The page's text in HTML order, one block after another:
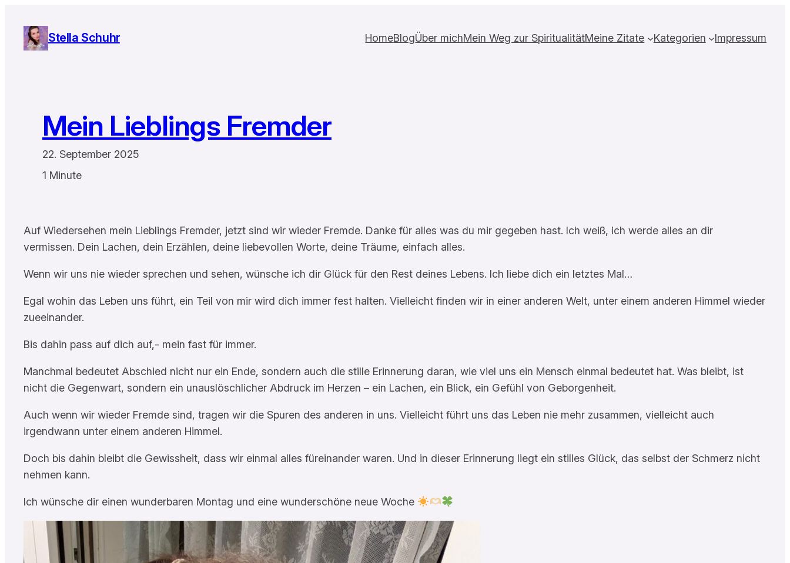
Inhalt
springen
Stella Schuhr HomeBlogÜber michMein Weg zur SpiritualitätMeine Zitate Kategorien Impressum
Mein Lieblings Fremder
22. September 2025
1 Minute
Auf Wiedersehen mein Lieblings Fremder, jetzt sind wir wieder Fremde. Danke für alles was du mir gegeben hast. Ich weiß, ich werde alles an dir
vermissen. Dein Lachen, dein Erzählen, deine liebevollen Worte, deine Träume, einfach alles.
Wenn wir uns nie wieder sprechen und sehen, wünsche ich dir Glück für den Rest deines Lebens. Ich liebe dich ein letztes Mal…
Egal wohin das Leben uns führt, ein Teil von mir wird dich immer fest halten. Vielleicht finden wir in einer anderen Welt, unter einem anderen Himmel wieder
zueeinander.
Bis dahin pass auf dich auf,- mein fast für immer.
Manchmal bedeutet Abschied nicht nur ein Ende, sondern auch die stille Erinnerung daran, wie viel uns ein Mensch einmal bedeutet hat. Was bleibt, ist
nicht die Gegenwart, sondern ein unauslöschlicher Abdruck im Herzen – ein Lachen, ein Blick, ein Gefühl von Geborgenheit.
Auch wenn wir wieder Fremde sind, tragen wir die Spuren des anderen in uns. Vielleicht führt uns das Leben nie mehr zusammen, vielleicht auch
irgendwann unter einem anderen Himmel.
Doch bis dahin bleibt die Gewissheit, dass wir einmal alles füreinander waren. Und in dieser Erinnerung liegt ein stilles Glück, das selbst der Schmerz nicht
nehmen kann.
Ich wünsche dir einen wunderbaren Montag und eine wunderschöne neue Woche